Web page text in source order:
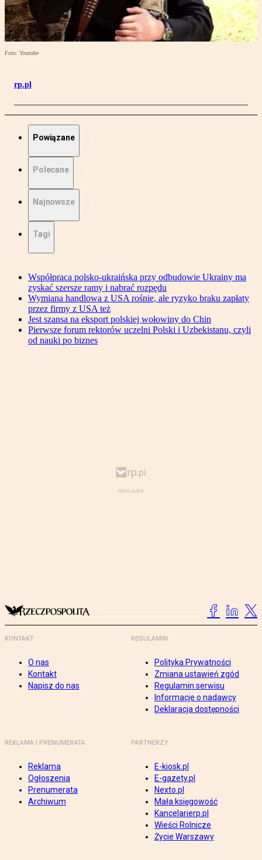
Foto: Youtube
rp.pl
Powiązane
Polecane
Najnowsze
Tagi
Współpraca polsko-ukraińska przy odbudowie Ukrainy ma
zyskać szersze ramy i nabrać rozpędu
Wymiana handlowa z USA rośnie, ale ryzyko braku zapłaty
przez firmy z USA też
Jest szansa na eksport polskiej wołowiny do Chin
Pierwsze forum rektorów uczelni Polski i Uzbekistanu, czyli
od nauki po biznes
KONTAKT
O nas
Kontakt
Napisz do nas
REGULAMIN
Polityka Prywatności
Zmiana ustawień zgód
Regulamin serwisu
Informacje o nadawcy
Deklaracja dostępności
REKLAMA I PRENUMERATA
Reklama
Ogłoszenia
Prenumerata
Archiwum
PARTNERZY
E-kiosk.pl
E-gazety.pl
Nexto.pl
Mała księgowość
Kancelarierp.pl
Wieści Rolnicze
Życie Warszawy